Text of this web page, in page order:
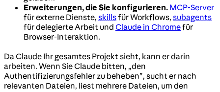
Erweiterungen, die Sie konfigurieren. MCP-Server
für externe Dienste, skillsfür Workflows, subagents
für delegierte Arbeit und Claude in Chromefür
Browser-Interaktion.
Da Claude Ihr gesamtes Projekt sieht, kann er darin
arbeiten. Wenn Sie Claude bitten, „den
Authentifizierungsfehler zu beheben”, sucht er nach
relevanten Dateien, liest mehrere Dateien, um den